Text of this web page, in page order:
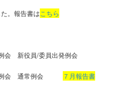
。報告書は こちら
会 新役員/委員出発例会
例会 通常例会 ７月報告書